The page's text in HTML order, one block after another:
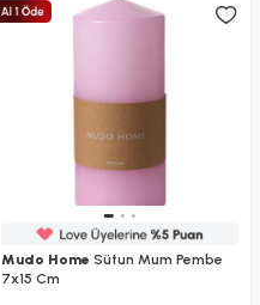
Mudo Home Sütun Mum Pembe
7x15 Cm